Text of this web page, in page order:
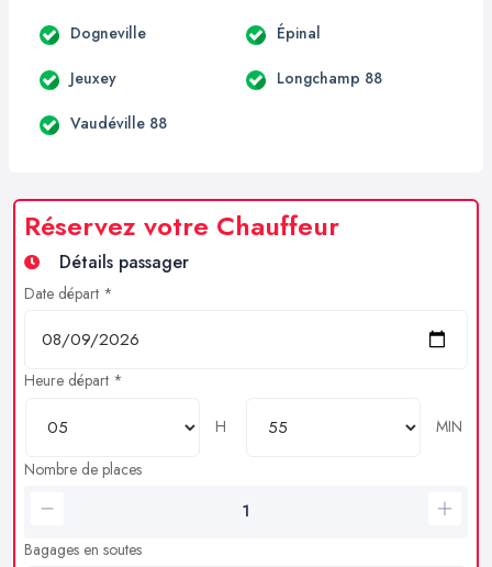
Dogneville Épinal
Jeuxey Longchamp 88
Vaudéville 88
Réservez votre Chauffeur
Détails passager
Date départ *
Heure départ *
H
MIN
Nombre de places
Bagages en soutes